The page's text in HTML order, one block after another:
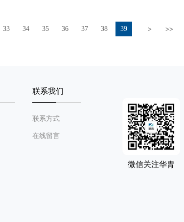
33 34 35 36 37 38 39 > >>
联系我们
联系方式
在线留言
微信关注华胄